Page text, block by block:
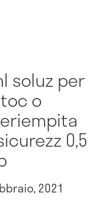
soluz per
o
0,5
2021